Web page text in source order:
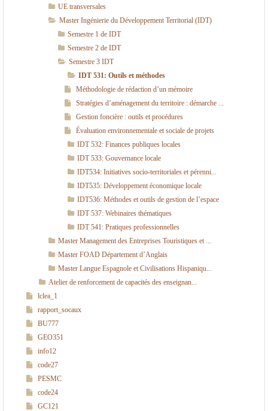
UE transversales
Master Ingénierie du Développement Territorial (IDT)
Semestre 1 de IDT
Semestre 2 de IDT
Semestre 3 IDT
IDT 531: Outils et méthodes
Méthodologie de rédaction d’un mémoire
Stratégies d’aménagement du territoire : démarche ...
Gestion foncière : outils et procédures
Évaluation environnementale et sociale de projets
IDT 532: Finances publiques locales
IDT 533: Gouvernance locale
IDT534: Initiatives socio-territoriales et pérenni...
IDT535: Développement économique locale
IDT536: Méthodes et outils de gestion de l’espace
IDT 537: Webinaires thématiques
IDT 541: Pratiques professionnelles
Master Management des Entreprises Touristiques et ...
Master FOAD Département d’Anglais
Master Langue Espagnole et Civilisations Hispaniqu...
Atelier de renforcement de capacités des enseignan...
lclea_1
rapport_socaux
BU777
GEO351
info12
code27
PESMC
code24
GC121